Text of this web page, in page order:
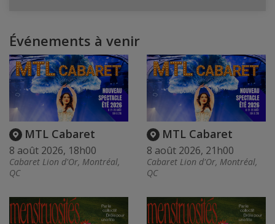
Événements à venir
MTL Cabaret
8 août 2026, 18h00
Cabaret Lion d'Or, Montréal,
QC
MTL Cabaret
8 août 2026, 21h00
Cabaret Lion d'Or, Montréal,
QC